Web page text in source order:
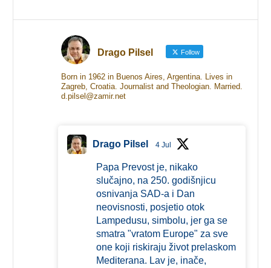
Drago Pilsel Follow
Born in 1962 in Buenos Aires, Argentina. Lives in
Zagreb, Croatia. Journalist and Theologian. Married.
d.pilsel@zamir.net
Drago Pilsel 4 Jul
Papa Prevost je, nikako
slučajno, na 250. godišnjicu
osnivanja SAD-a i Dan
neovisnosti, posjetio otok
Lampedusu, simbolu, jer ga se
smatra "vratom Europe" za sve
one koji riskiraju život prelaskom
Mediterana. Lav je, inače,